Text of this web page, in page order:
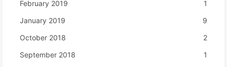
February 2019
1
January 2019
9
October 2018
2
September 2018
1